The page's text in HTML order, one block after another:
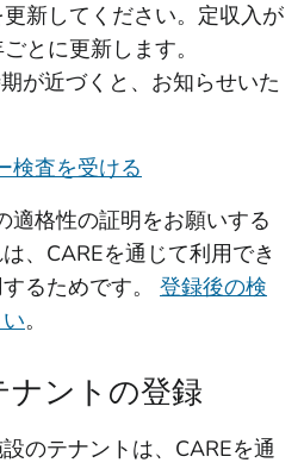
新してください。定収入が
とに更新します。
が近づくと、お知らせいた
検査を受ける
適格性の証明をお願いする
、CAREを通じて利用でき
るためです。 登録後の検
。
ナントの登録
のテナントは、CAREを通